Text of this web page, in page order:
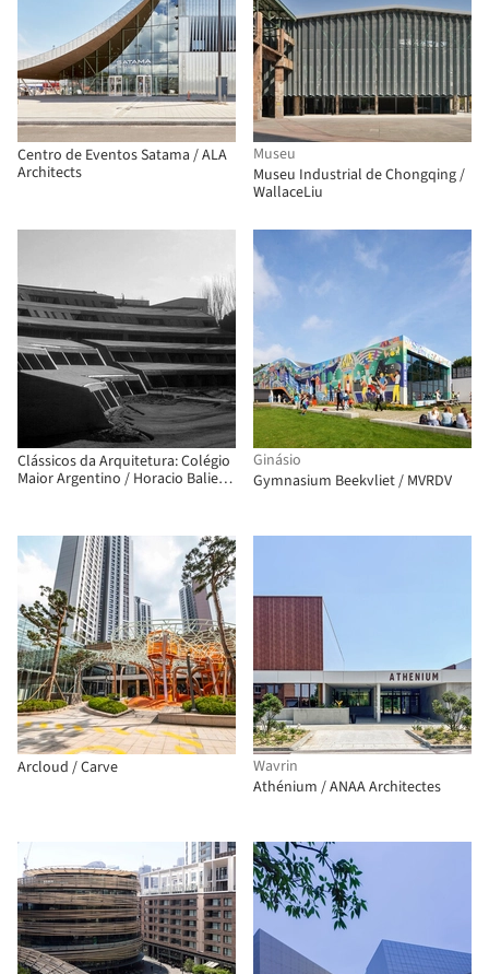
Centro de Eventos Satama / ALA
Architects
Museu
Museu Industrial de Chongqing /
WallaceLiu
Clássicos da Arquitetura: Colégio
Maior Argentino / Horacio Baliero
Ginásio
Gymnasium Beekvliet / MVRDV
Arcloud / Carve
Wavrin
Athénium / ANAA Architectes